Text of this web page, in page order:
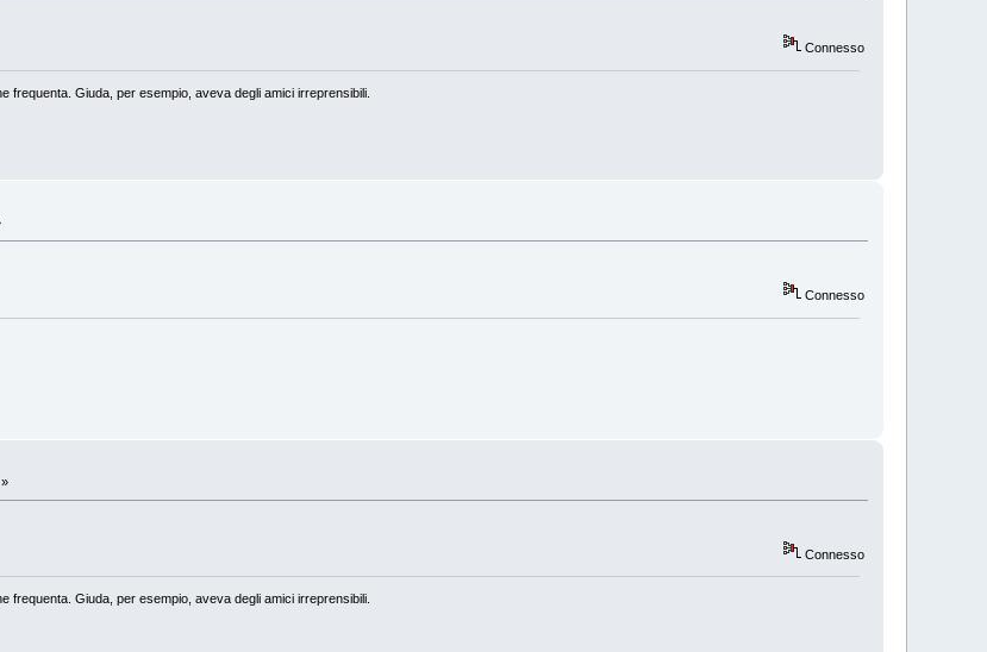
Connesso
frequenta. Giuda, per esempio, aveva degli amici irreprensibili.
Connesso
Connesso
frequenta. Giuda, per esempio, aveva degli amici irreprensibili.